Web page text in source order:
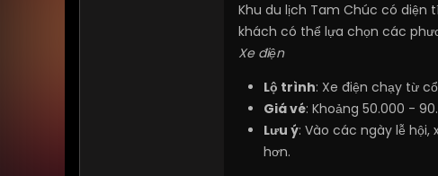
Khu du lịch Tam Chúc có diện
khách có thể lựa chọn các
Xe điện
Lộ trình: Xe điện chạy từ
Giá vé: Khoảng 50.000 -
Lưu ý: Vào các ngày lễ
hơn.